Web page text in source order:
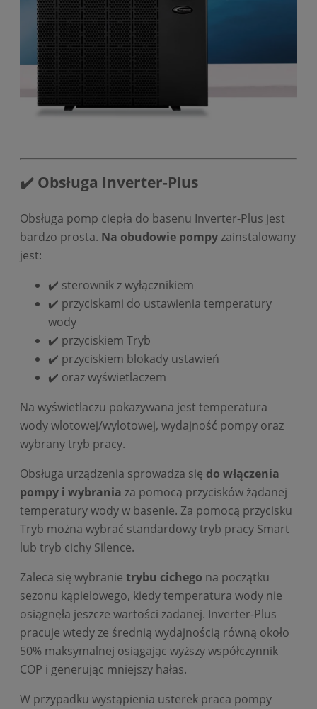
✔️ Obsługa Inverter-Plus
Obsługa pomp ciepła do basenu Inverter-Plus jest
bardzo prosta. Na obudowie pompyzainstalowany
jest:
✔️ sterownik z wyłącznikiem
✔️ przyciskami do ustawienia temperatury
wody
✔️ przyciskiem Tryb
✔️ przyciskiem blokady ustawień
✔️ oraz wyświetlaczem
Na wyświetlaczu pokazywana jest temperatura
wody wlotowej/wylotowej, wydajność pompy oraz
wybrany tryb pracy.
Obsługa urządzenia sprowadza się do włączenia
pompy i wybrania za pomocą przycisków żądanej
temperatury wody w basenie. Za pomocą przycisku
Tryb można wybrać standardowy tryb pracy Smart
lub tryb cichy Silence.
Zaleca się wybranie trybu cichego na początku
sezonu kąpielowego, kiedy temperatura wody nie
osiągnęła jeszcze wartości zadanej. Inverter-Plus
pracuje wtedy ze średnią wydajnością równą około
50% maksymalnej osiągając wyższy współczynnik
COP i generując mniejszy hałas.
W przypadku wystąpienia usterek praca pompy